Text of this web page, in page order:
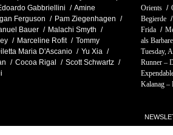
Gabbriellini
Amine
Ferguson
Pam Ziegenhagen
Bauer
Malachi Smyth
Marceline Rofit
Tommy
Maria D'Ascanio
Yu Xia
Cocoa Rigal
Scott Schwartz
Orients
Begierde
Frida
als
Tuesday,
Runner –
Kalanag –